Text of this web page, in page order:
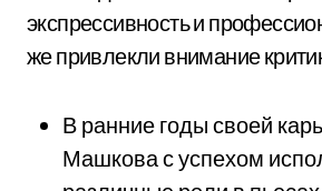
экспрессивность и
же привлекли внимание
В ранние годы своей
Машкова с успехом